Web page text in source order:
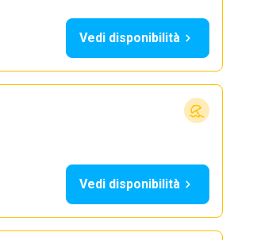
Vedi disponibilità
Vedi disponibilità